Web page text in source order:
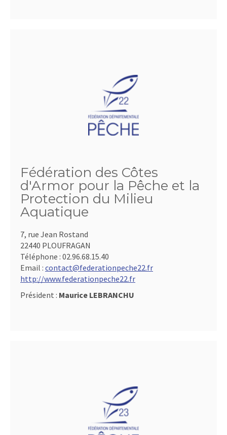
Fédération des Côtes
d'Armor pour la Pêche et la
Protection du Milieu
Aquatique
7, rue Jean Rostand
22440 PLOUFRAGAN
Téléphone : 02.96.68.15.40
Email : contact@federationpeche22.fr
http://www.federationpeche22.fr
Président : Maurice LEBRANCHU